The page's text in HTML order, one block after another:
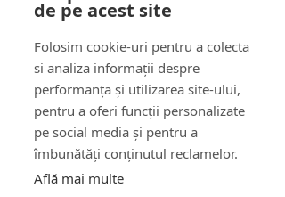
de pe acest site
Folosim cookie-uri pentru a colecta
si analiza informații despre
performanța și utilizarea site-ului,
pentru a oferi funcții personalizate
pe social media și pentru a
îmbunătăți conținutul reclamelor.
Află mai multe
nevoie de ajutor profesional,
Ai grijă de sănătatea ta
Relația cu o
personalitatea narcisistă
te
Programarea
unei sesiuni de terapie
tine poate fi cea mai bună
decizie.